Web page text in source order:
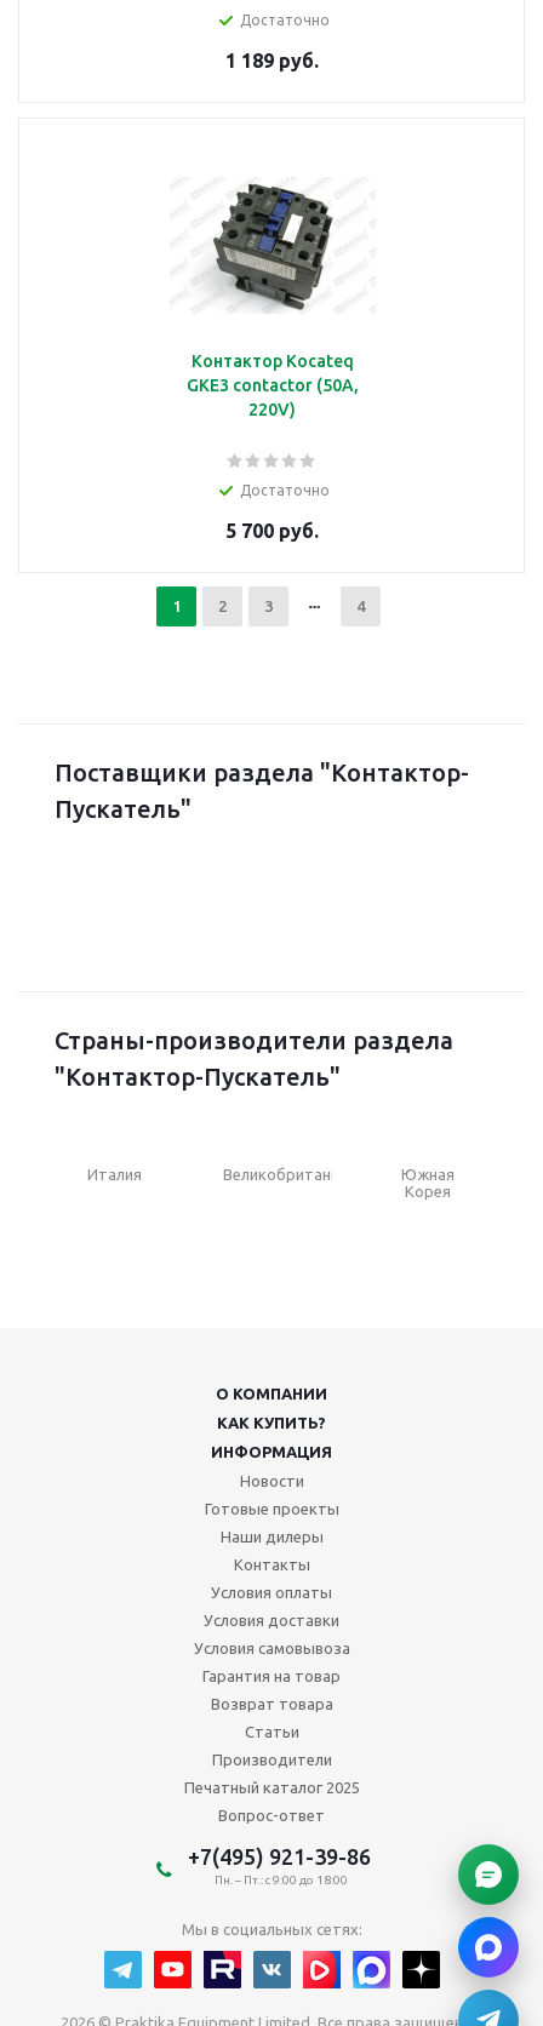
Достаточно
1 189 руб.
Контактор Kocateq
GKE3 contactor (50A,
220V)
Достаточно
5 700 руб.
1 2 3 4
Поставщики раздела "Контактор-
Пускатель"
Страны-производители раздела
"Контактор-Пускатель"
Италия Великобритания
Южная
Корея
О КОМПАНИИ
КАК КУПИТЬ?
ИНФОРМАЦИЯ
Новости
Готовые проекты
Наши дилеры
Контакты
Условия оплаты
Условия доставки
Условия самовывоза
Гарантия на товар
Возврат товара
Статьи
Производители
Печатный каталог 2025
Вопрос-ответ
+7(495) 921-39-86
Пн. – Пт.: с 9:00 до 18:00
Мы в социальных сетях:
2026 © Praktika Equipment Limited. Все права защищены.